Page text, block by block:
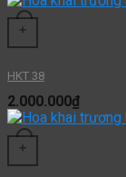
+
HKT 38
2.000.000₫
+